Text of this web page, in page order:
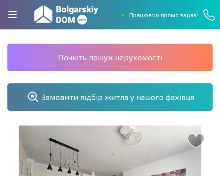
Працюємо прямо зараз!
Почніть пошук нерухомості
Замовити підбір житла у нашого фахівця